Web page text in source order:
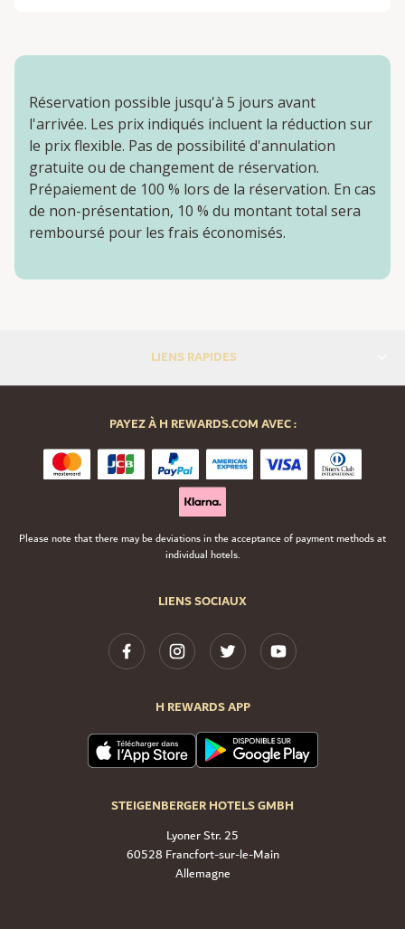
Réservation possible jusqu'à 5 jours avant
l'arrivée. Les prix indiqués incluent la réduction sur
le prix flexible. Pas de possibilité d'annulation
gratuite ou de changement de réservation.
Prépaiement de 100 % lors de la réservation. En cas
de non-présentation, 10 % du montant total sera
remboursé pour les frais économisés.
LIENS RAPIDES
LIENS SOCIAUX
H REWARDS APP
STEIGENBERGER HOTELS GMBH
Lyoner Str. 25
60528 Francfort-sur-le-Main
Allemagne
PAYEZ À H REWARDS.COM AVEC :
Please note that there may be deviations in the acceptance of payment methods at
individual hotels.